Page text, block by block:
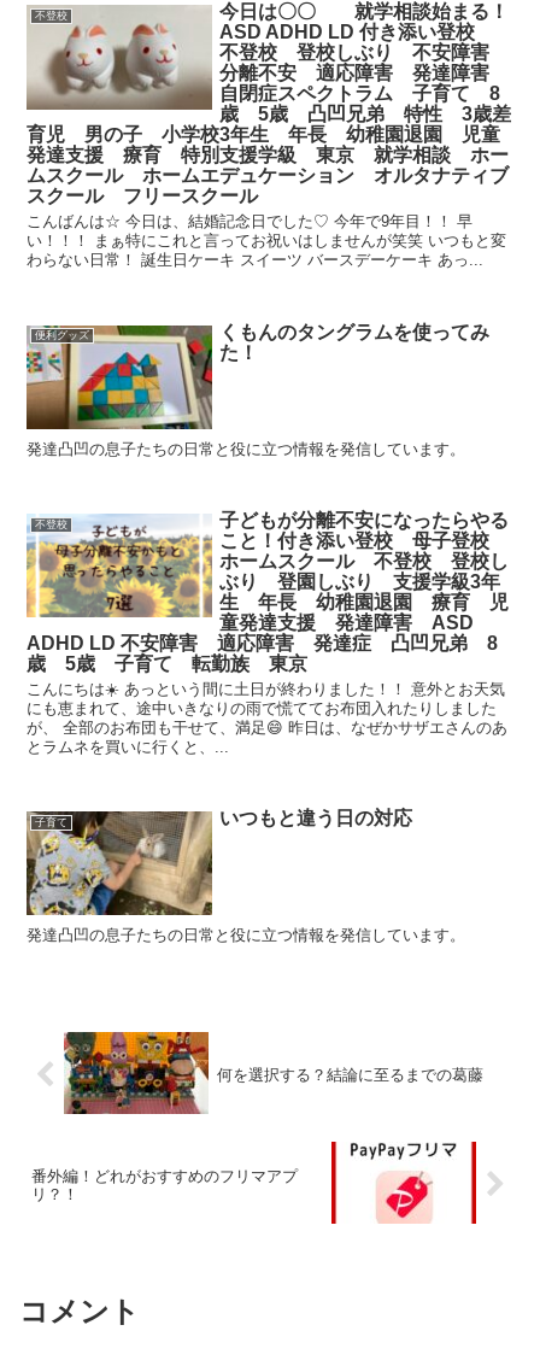
不登校
今日は〇〇 就学相談始まる！
ASD ADHD LD 付き添い登校
不登校 登校しぶり 不安障害
分離不安 適応障害 発達障害
自閉症スペクトラム 子育て 8
歳 5歳 凸凹兄弟 特性 3歳差
育児 男の子 小学校3年生 年長 幼稚園退園 児童
発達支援 療育 特別支援学級 東京 就学相談 ホー
ムスクール ホームエデュケーション オルタナティブ
スクール フリースクール
こんばんは☆ 今日は、結婚記念日でした♡ 今年で9年目！！ 早
い！！！ まぁ特にこれと言ってお祝いはしませんが笑笑 いつもと変
わらない日常！ 誕生日ケーキ スイーツ バースデーケーキ あっ...
便利グッズ
くもんのタングラムを使ってみ
た！
発達凸凹の息子たちの日常と役に立つ情報を発信しています。
不登校
子どもが分離不安になったらやる
こと！付き添い登校 母子登校
ホームスクール 不登校 登校し
ぶり 登園しぶり 支援学級3年
生 年長 幼稚園退園 療育 児
童発達支援 発達障害 ASD
ADHD LD 不安障害 適応障害 発達症 凸凹兄弟 8
歳 5歳 子育て 転勤族 東京
こんにちは☀️ あっという間に土日が終わりました！！ 意外とお天気
にも恵まれて、途中いきなりの雨で慌ててお布団入れたりしました
が、 全部のお布団も干せて、満足😄 昨日は、なぜかサザエさんのあ
とラムネを買いに行くと、...
子育て いつもと違う日の対応
発達凸凹の息子たちの日常と役に立つ情報を発信しています。
何を選択する？結論に至るまでの葛藤
番外編！どれがおすすめのフリマアプ
リ？！
コメント